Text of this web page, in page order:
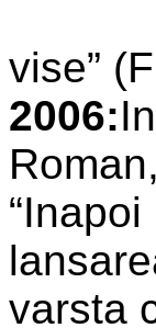
vise”
2006:
varsta